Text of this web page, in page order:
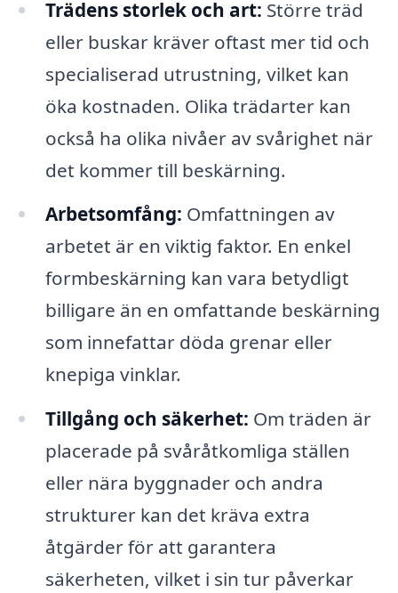
Trädens storlek och art: Större träd
eller buskar kräver oftast mer tid och
specialiserad utrustning, vilket kan
öka kostnaden. Olika trädarter kan
också ha olika nivåer av svårighet när
det kommer till beskärning.
Arbetsomfång: Omfattningen av
arbetet är en viktig faktor. En enkel
formbeskärning kan vara betydligt
billigare än en omfattande beskärning
som innefattar döda grenar eller
knepiga vinklar.
Tillgång och säkerhet: Om träden är
placerade på svåråtkomliga ställen
eller nära byggnader och andra
strukturer kan det kräva extra
åtgärder för att garantera
säkerheten, vilket i sin tur påverkar